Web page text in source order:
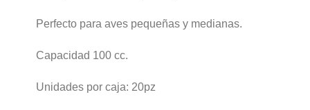
Perfecto para aves pequeñas y medianas.
Capacidad 100 cc.
Unidades por caja: 20pz